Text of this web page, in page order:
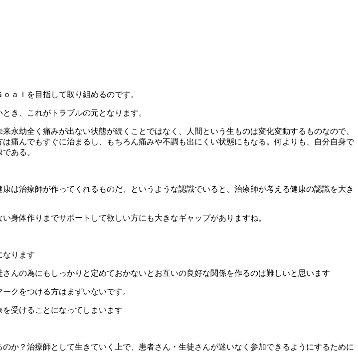
ａｌを目指して取り組めるのです。
き、これがトラブルの元となります。
劫全く痛みが出ない状態が続くことではなく、人間という生ものは変化変動するものなので、
痛んでもすぐに治まるし、もちろん痛みや不調も出にくい状態にもなる。何よりも、自分自身で
ある。
は治療師が作ってくれるものだ、というような認識でいると、治療師が考える健康の認識を大き
身体作りまでサポートして欲しい方にも大きなギャップがありますね。
なります
んの為にもしっかりと定めておかないとお互いの良好な関係を作るのは難しいと思います
クをつける方はまずいないです。
受けることになってしまいます
か？治療師として生きていく上で、患者さん・生徒さんが迷いなく参加できるようにするために